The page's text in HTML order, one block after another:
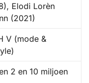
Elodi Lorèn
(2021)
V (mode &
2 en 10 miljoen